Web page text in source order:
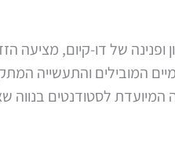
של דו-קיום, מציעה
והתעשייה
לסטודנטים בנווה